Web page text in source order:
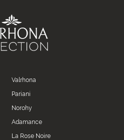
Valrhona
Pariani
Norohy
Adamance
La Rose Noire